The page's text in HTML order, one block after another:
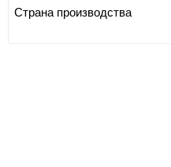
Страна производства